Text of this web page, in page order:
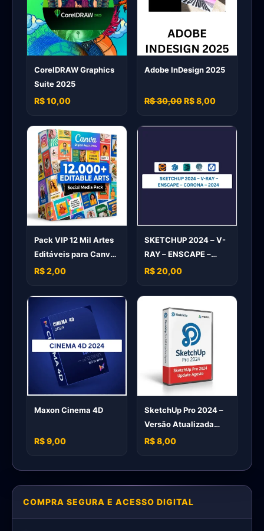
COMPRA SEGURA E ACESSO DIGITAL
CorelDRAW Graphics
Suite 2025
R$ 10,00
Adobe InDesign 2025
R$ 30,00R$ 8,00
Pack VIP 12 Mil Artes
Editáveis para Canva
– Pack Profissional
R$ 2,00
SKETCHUP 2024 – V-
RAY – ENSCAPE –
CORONA – 2024
R$ 20,00
Maxon Cinema 4D
R$ 9,00
SketchUp Pro 2024 –
Versão Atualizada
Agosto 2024
R$ 8,00